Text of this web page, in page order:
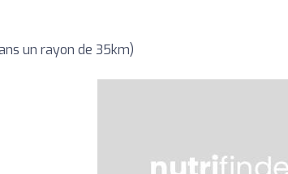
un rayon de 35km)